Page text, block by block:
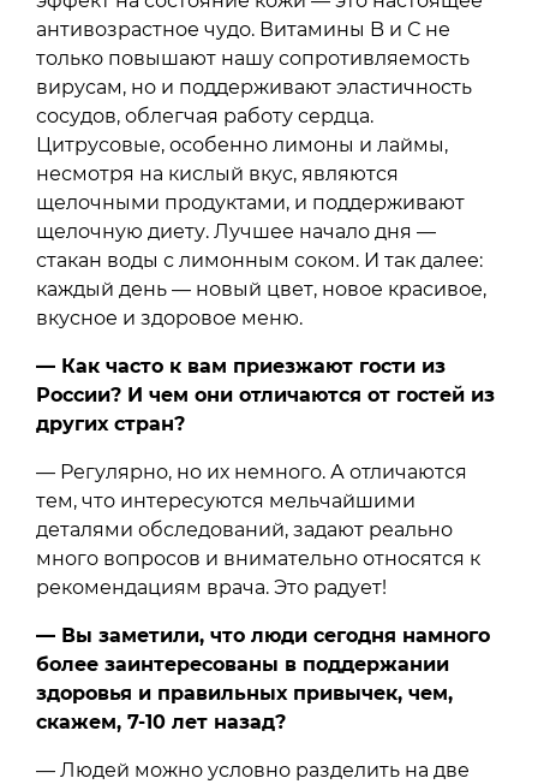
антивозрастное чудо. Витамины B и С не
только повышают нашу сопротивляемость
вирусам, но и поддерживают эластичность
сосудов, облегчая работу сердца.
Цитрусовые, особенно лимоны и лаймы,
несмотря на кислый вкус, являются
щелочными продуктами, и поддерживают
щелочную диету. Лучшее начало дня —
стакан воды с лимонным соком. И так далее:
каждый день — новый цвет, новое красивое,
вкусное и здоровое меню.
— Как часто к вам приезжают гости из
России? И чем они отличаются от гостей из
других стран?
— Регулярно, но их немного. А отличаются
тем, что интересуются мельчайшими
деталями обследований, задают реально
много вопросов и внимательно относятся к
рекомендациям врача. Это радует!
— Вы заметили, что люди сегодня намного
более заинтересованы в поддержании
здоровья и правильных привычек, чем,
скажем, 7-10 лет назад?
— Людей можно условно разделить на две